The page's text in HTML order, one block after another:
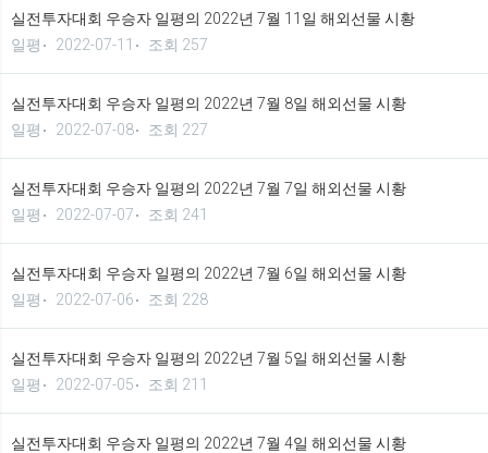
실전투자대회 우승자 일평의 2022년 7월 11일 해외선물 시황
일평
2022-07-11 조회 257
실전투자대회 우승자 일평의 2022년 7월 8일 해외선물 시황
일평
2022-07-08 조회 227
실전투자대회 우승자 일평의 2022년 7월 7일 해외선물 시황
일평
2022-07-07 조회 241
실전투자대회 우승자 일평의 2022년 7월 6일 해외선물 시황
일평
2022-07-06 조회 228
실전투자대회 우승자 일평의 2022년 7월 5일 해외선물 시황
일평
2022-07-05 조회 211
실전투자대회 우승자 일평의 2022년 7월 4일 해외선물 시황